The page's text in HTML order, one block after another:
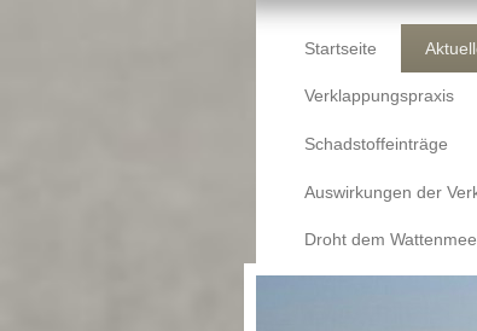
Startseite
Verklappungspraxis
Schadstoffeinträge
Auswirkungen der
Droht dem